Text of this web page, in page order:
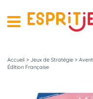
Accueil > Jeux de Stratégie >
Édition Française